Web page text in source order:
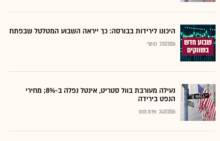
היכונו לירידות בבורסה: כך ייראה השבוע המטלטל שבפתח
27.07.2026 רם מורי
נעילה מעורבת בוול סטריט, אינטל נפלה ב-8%; מחירי
הנפט בירידה
24.07.2026 שירות גלובס